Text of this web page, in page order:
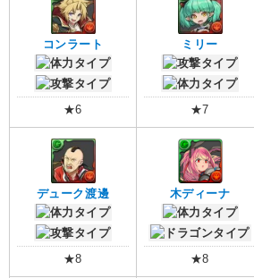
コンラート
★6
ミリー
★7
デューク渡邊
★8
木ディーナ
★8